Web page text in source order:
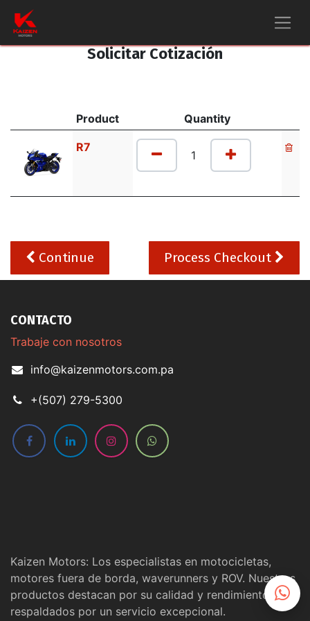
Solicitar Cotización
Product Quantity
R7
Continue Process Checkout
CONTACTO
Trabaje con nosotros
info@kaizenmotors.com.pa
+(507) 279-5300
Kaizen Motors: Los especialistas en motocicletas,
motores fuera de borda, waverunners y ROV. Nuestros
productos destacan por su calidad y rendimiento,
respaldados por un servicio excepcional.